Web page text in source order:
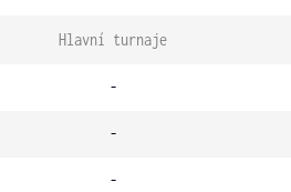
Hlavní turnaje
-
-
-